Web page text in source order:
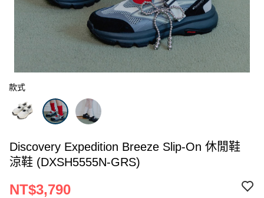
款式
Discovery Expedition Breeze Slip-On 休閒鞋
涼鞋 (DXSH5555N-GRS)
NT$3,790